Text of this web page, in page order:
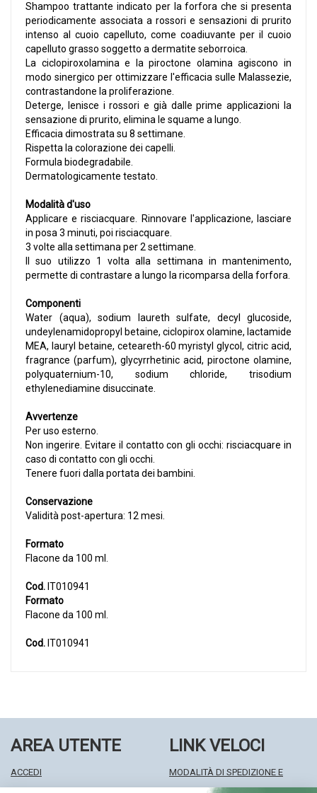
Shampoo trattante indicato per la forfora che si presenta
periodicamente associata a rossori e sensazioni di prurito
intenso al cuoio capelluto, come coadiuvante per il cuoio
capelluto grasso soggetto a dermatite seborroica.
La ciclopiroxolamina e la piroctone olamina agiscono in
modo sinergico per ottimizzare l'efficacia sulle Malassezie,
contrastandone la proliferazione.
Deterge, lenisce i rossori e già dalle prime applicazioni la
sensazione di prurito, elimina le squame a lungo.
Efficacia dimostrata su 8 settimane.
Rispetta la colorazione dei capelli.
Formula biodegradabile.
Dermatologicamente testato.
Modalità d'uso
Applicare e risciacquare. Rinnovare l'applicazione, lasciare
in posa 3 minuti, poi risciacquare.
3 volte alla settimana per 2 settimane.
Il suo utilizzo 1 volta alla settimana in mantenimento,
permette di contrastare a lungo la ricomparsa della forfora.
Componenti
Water (aqua), sodium laureth sulfate, decyl glucoside,
undeylenamidopropyl betaine, ciclopirox olamine, lactamide
MEA, lauryl betaine, ceteareth-60 myristyl glycol, citric acid,
fragrance (parfum), glycyrrhetinic acid, piroctone olamine,
polyquaternium-10, sodium chloride, trisodium
ethylenediamine disuccinate.
Avvertenze
Per uso esterno.
Non ingerire. Evitare il contatto con gli occhi: risciacquare in
caso di contatto con gli occhi.
Tenere fuori dalla portata dei bambini.
Conservazione
Validità post-apertura: 12 mesi.
Formato
Flacone da 100 ml.
Cod. IT010941
Formato
Flacone da 100 ml.
Cod. IT010941
AREA UTENTE
ACCEDI
LINK VELOCI
MODALITÀ DI SPEDIZIONE E